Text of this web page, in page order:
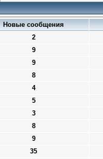
Новые сообщения
2
9
9
8
4
5
3
8
9
35